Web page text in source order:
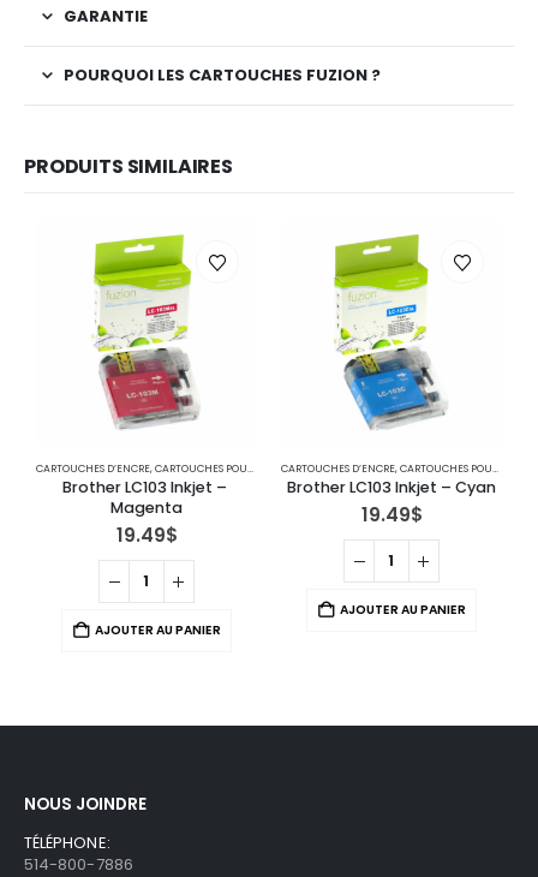
GARANTIE
POURQUOI LES CARTOUCHES FUZION ?
PRODUITS SIMILAIRES
CARTOUCHES D’ENCRE,CARTOUCHES POUR IMPRIMANTES BROTHER ,IMPRIMANTE JET D'ENCRE
Brother LC103 Inkjet –
Magenta
19.49$
AJOUTER AU PANIER
CARTOUCHES D’ENCRE,CARTOUCHES POUR IMPRIMANTES BROTHER
Brother LC103 Inkjet – Cyan
19.49$
AJOUTER AU PANIER
NOUS JOINDRE
TÉLÉPHONE:
514-800-7886